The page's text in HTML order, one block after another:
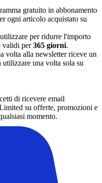
gratuito in abbonamento
ogni articolo acquistato su
per ridurre l'importo
validi per365 giorni.
volta alla newsletter riceve un
utilizzare una volta sola su
di ricevere email
su offerte, promozioni e
momento.